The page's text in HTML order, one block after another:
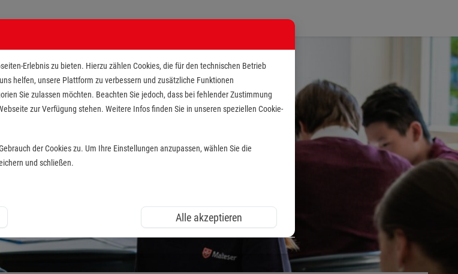
Erlebnis zu bieten. Hierzu zählen Cookies, die für den technischen Betrieb
helfen, unsere Plattform zu verbessern und zusätzliche Funktionen
Sie zulassen möchten. Beachten Sie jedoch, dass bei fehlender Zustimmung
zur Verfügung stehen. Weitere Infos finden Sie in unseren speziellen Cookie-
der Cookies zu. Um Ihre Einstellungen anzupassen, wählen Sie die
und schließen.
Alle akzeptieren